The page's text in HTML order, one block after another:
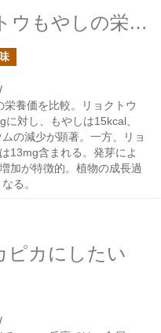
リョクトウとリョクトウもやしの栄養価
養価を比較。リョクトウ
対し、もやしは15kcal、
の減少が顕著。一方、リョ
13mg含まれる。発芽によ
加が特徴的。植物の成長過
る。
ピカにしたい